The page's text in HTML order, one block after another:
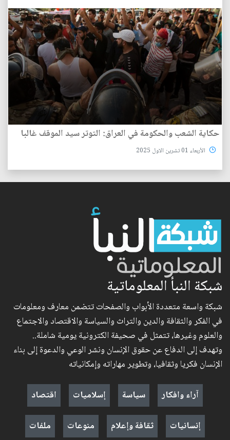
حكاية الشعب والحكومة في العراق: التوتر سيد الموقف غالبا
الأربعاء 01 تشرين الاول 2025
شبكة النبأ المعلوماتية
شبكة واسعة متعددة الأبواب والصفحات تتضمن معارف ومعلومات
في الفكر والثقافة والدين والتراث والسياسة والاقتصاد والاجتماع
والعلوم وغيرها، تتمثل في صحيفة الكترونية يومية شاملة..
وتهدف إلى الدفاع عن حقوق الإنسان ونشر الوعي والدعوة إلى بناء
الإنسان فكريا وثقافيا، وتطوير مهاراته وإمكانياته
آراء وافكار
سياسة إسلاميات
اقتصاد
إنسانيات
ثقافة وإعلام منوعات ملفات